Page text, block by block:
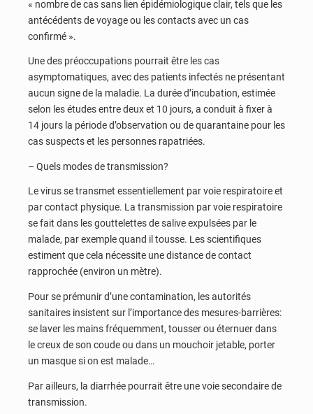
« nombre de cas sans lien épidémiologique clair, tels que les
antécédents de voyage ou les contacts avec un cas
confirmé ».
Une des préoccupations pourrait être les cas
asymptomatiques, avec des patients infectés ne présentant
aucun signe de la maladie. La durée d’incubation, estimée
selon les études entre deux et 10 jours, a conduit à fixer à
14 jours la période d’observation ou de quarantaine pour les
cas suspects et les personnes rapatriées.
– Quels modes de transmission?
Le virus se transmet essentiellement par voie respiratoire et
par contact physique. La transmission par voie respiratoire
se fait dans les gouttelettes de salive expulsées par le
malade, par exemple quand il tousse. Les scientifiques
estiment que cela nécessite une distance de contact
rapprochée (environ un mètre).
Pour se prémunir d’une contamination, les autorités
sanitaires insistent sur l’importance des mesures-barrières:
se laver les mains fréquemment, tousser ou éternuer dans
le creux de son coude ou dans un mouchoir jetable, porter
un masque si on est malade…
Par ailleurs, la diarrhée pourrait être une voie secondaire de
transmission.